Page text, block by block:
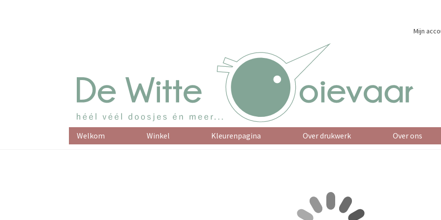
Mijn
Welkom Winkel Kleurenpagina Over drukwerk Over ons